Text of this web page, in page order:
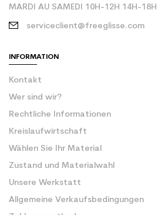
MARDI AU SAMEDI 10H-12H 14H-18H
serviceclient@freeglisse.com
INFORMATION
Kontakt
Wer sind wir?
Rechtliche Informationen
Kreislaufwirtschaft
Wählen Sie Ihr Material
Zustand und Materialwahl
Unsere Werkstatt
Allgemeine Verkaufsbedingungen